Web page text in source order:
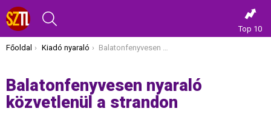
Top 10
Itt vagy most:
Főoldal Kiadó nyaraló Balatonfenyvesen nyaraló közvetlenül a strandon
Balatonfenyvesen nyaraló
közvetlenül a strandon